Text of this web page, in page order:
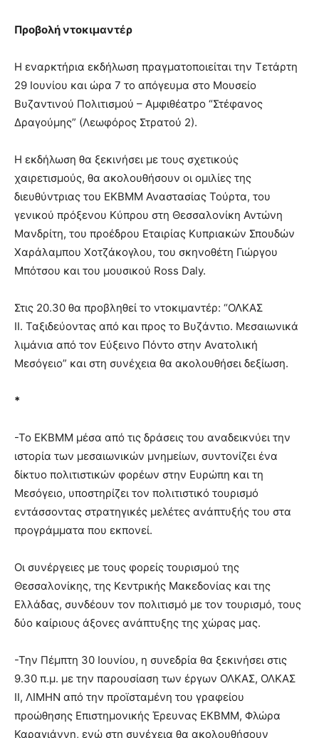
Προβολή ντοκιμαντέρ
Η εναρκτήρια εκδήλωση πραγματοποιείται την Τετάρτη
29 Ιουνίου και ώρα 7 το απόγευμα στο Μουσείο
Βυζαντινού Πολιτισμού – Αμφιθέατρο “Στέφανος
Δραγούμης” (Λεωφόρος Στρατού 2).
Η εκδήλωση θα ξεκινήσει με τους σχετικούς
χαιρετισμούς, θα ακολουθήσουν οι ομιλίες της
διευθύντριας του ΕΚΒΜΜ Αναστασίας Τούρτα, του
γενικού πρόξενου Κύπρου στη Θεσσαλονίκη Αντώνη
Μανδρίτη, του προέδρου Εταιρίας Κυπριακών Σπουδών
Χαράλαμπου Χοτζάκογλου, του σκηνοθέτη Γιώργου
Μπότσου και του μουσικού Ross Daly.
Στις 20.30 θα προβληθεί το ντοκιμαντέρ: “ΟΛΚΑΣ
ΙΙ. Ταξιδεύοντας από και προς το Βυζάντιο. Μεσαιωνικά
λιμάνια από τον Εύξεινο Πόντο στην Ανατολική
Μεσόγειο” και στη συνέχεια θα ακολουθήσει δεξίωση.
*
-Το ΕΚΒΜΜ μέσα από τις δράσεις του αναδεικνύει την
ιστορία των μεσαιωνικών μνημείων, συντονίζει ένα
δίκτυο πολιτιστικών φορέων στην Ευρώπη και τη
Μεσόγειο, υποστηρίζει τον πολιτιστικό τουρισμό
εντάσσοντας στρατηγικές μελέτες ανάπτυξής του στα
προγράμματα που εκπονεί.
Οι συνέργειες με τους φορείς τουρισμού της
Θεσσαλονίκης, της Κεντρικής Μακεδονίας και της
Ελλάδας, συνδέουν τον πολιτισμό με τον τουρισμό, τους
δύο καίριους άξονες ανάπτυξης της χώρας μας.
-Την Πέμπτη 30 Ιουνίου, η συνεδρία θα ξεκινήσει στις
9.30 π.μ. με την παρουσίαση των έργων ΟΛΚΑΣ, ΟΛΚΑΣ
ΙΙ, ΛΙΜΗΝ από την προϊσταμένη του γραφείου
προώθησης Επιστημονικής Έρευνας ΕΚΒΜΜ, Φλώρα
Καραγιάννη, ενώ στη συνέχεια θα ακολουθήσουν